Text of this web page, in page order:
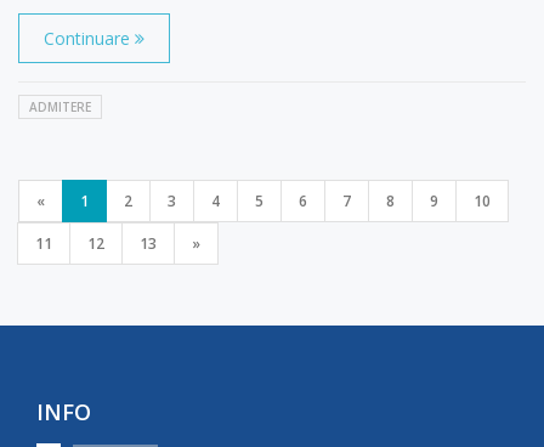
Continuare
ADMITERE
« 1 2 3 4 5 6 7 8 9 10
11 12 13 »
INFO